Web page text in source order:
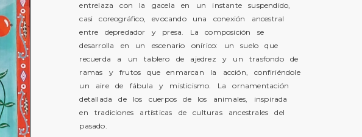
entrelaza con la gacela en un instante suspendido,
casi coreográfico, evocando una conexión ancestral
entre depredador y presa. La composición se
desarrolla en un escenario onírico: un suelo que
recuerda a un tablero de ajedrez y un trasfondo de
ramas y frutos que enmarcan la acción, confiriéndole
un aire de fábula y misticismo. La ornamentación
detallada de los cuerpos de los animales, inspirada
en tradiciones artísticas de culturas ancestrales del
pasado.